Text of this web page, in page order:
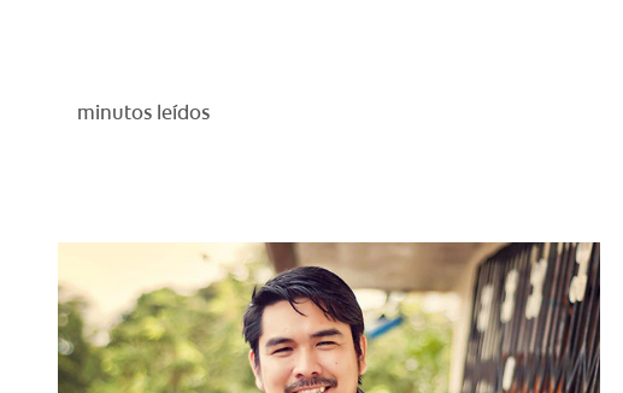
minutos leídos